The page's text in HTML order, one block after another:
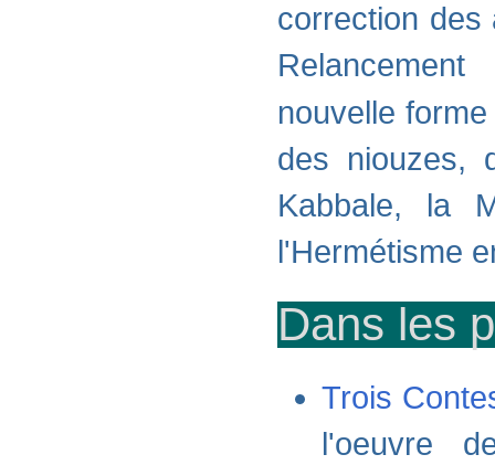
correction
nouvelle
des niouzes,
Kabbale, la
l'Hermétisme
Dans les
Trois
l'oeuvre